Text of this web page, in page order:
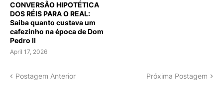
CONVERSÃO HIPOTÉTICA
DOS RÉIS PARA O REAL:
Saiba quanto custava um
cafezinho na época de Dom
Pedro II
April 17, 2026
Postagem Anterior Próxima Postagem